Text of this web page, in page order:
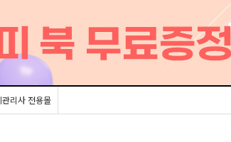
리사 전용몰